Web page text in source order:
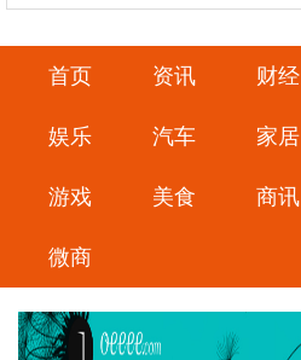
首页 资讯 财经
娱乐 汽车 家居
游戏 美食 商讯
微商